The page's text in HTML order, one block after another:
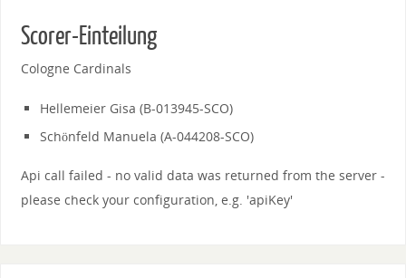
Scorer-Einteilung
Cologne Cardinals
Hellemeier Gisa (B-013945-SCO)
Schönfeld Manuela (A-044208-SCO)
Api call failed - no valid data was returned from the server -
please check your configuration, e.g. 'apiKey'